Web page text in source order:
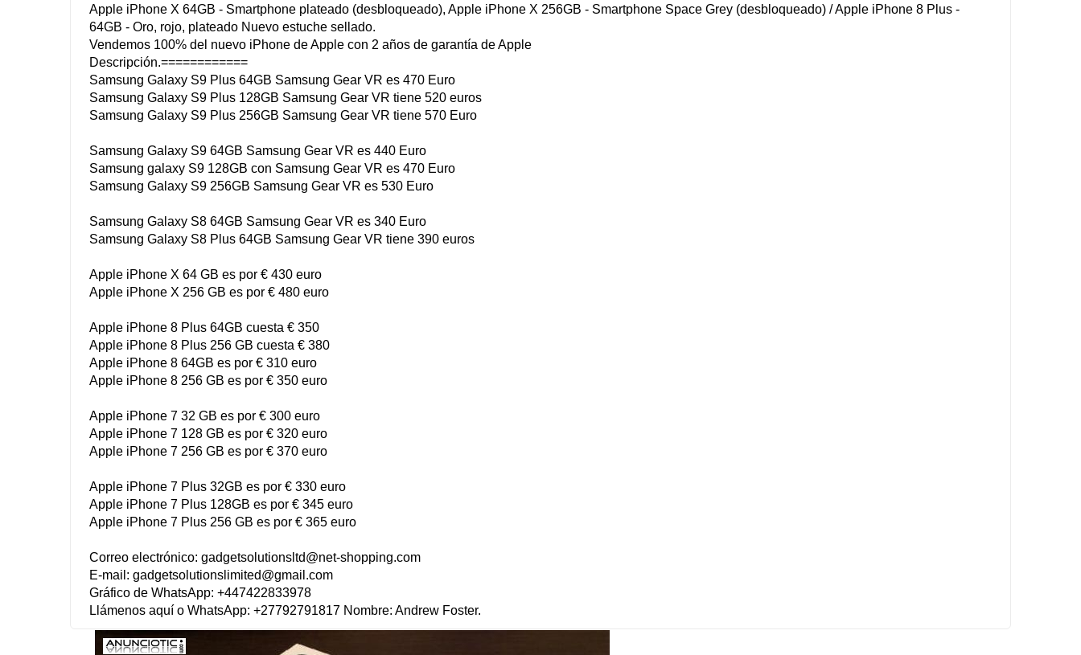
Apple iPhone X 64GB - Smartphone plateado (desbloqueado), Apple iPhone X 256GB - Smartphone Space Grey (desbloqueado) / Apple iPhone 8 Plus -
64GB - Oro, rojo, plateado Nuevo estuche sellado.
Vendemos 100% del nuevo iPhone de Apple con 2 años de garantía de Apple
Descripción.============
Samsung Galaxy S9 Plus 64GB Samsung Gear VR es 470 Euro
Samsung Galaxy S9 Plus 128GB Samsung Gear VR tiene 520 euros
Samsung Galaxy S9 Plus 256GB Samsung Gear VR tiene 570 Euro
Samsung Galaxy S9 64GB Samsung Gear VR es 440 Euro
Samsung galaxy S9 128GB con Samsung Gear VR es 470 Euro
Samsung Galaxy S9 256GB Samsung Gear VR es 530 Euro
Samsung Galaxy S8 64GB Samsung Gear VR es 340 Euro
Samsung Galaxy S8 Plus 64GB Samsung Gear VR tiene 390 euros
Apple iPhone X 64 GB es por € 430 euro
Apple iPhone X 256 GB es por € 480 euro
Apple iPhone 8 Plus 64GB cuesta € 350
Apple iPhone 8 Plus 256 GB cuesta € 380
Apple iPhone 8 64GB es por € 310 euro
Apple iPhone 8 256 GB es por € 350 euro
Apple iPhone 7 32 GB es por € 300 euro
Apple iPhone 7 128 GB es por € 320 euro
Apple iPhone 7 256 GB es por € 370 euro
Apple iPhone 7 Plus 32GB es por € 330 euro
Apple iPhone 7 Plus 128GB es por € 345 euro
Apple iPhone 7 Plus 256 GB es por € 365 euro
Correo electrónico: gadgetsolutionsltd@net-shopping.com
E-mail: gadgetsolutionslimited@gmail.com
Gráfico de WhatsApp: +447422833978
Llámenos aquí o WhatsApp: +27792791817 Nombre: Andrew Foster.